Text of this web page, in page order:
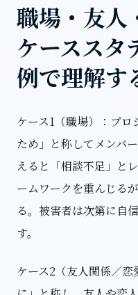
職場・友人
ケースス
例で理解す
ケース1（職場）：プ
ため」と称してメンバ
えると「相談不足」と
ームワークを重んじる
る。被害者は次第に自
す。
ケース2（友人関係／